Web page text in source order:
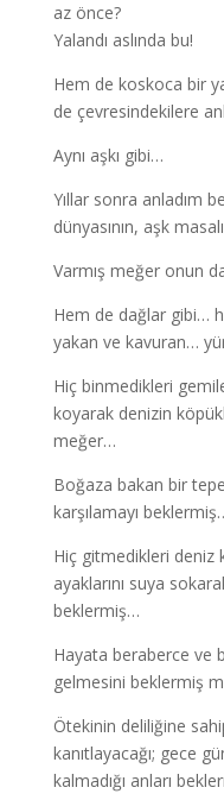
az önce?
Yalandı aslında bu!
Hem de koskoca bir
de çevresindekilere
Aynı aşkı gibi…
Yıllar sonra anladım
dünyasının, aşk
Varmış meğer onun
Hem de dağlar gibi…
yakan ve kavuran…
Hiç binmedikleri
koyarak denizin
meğer…
Boğaza bakan bir
karşılamayı
Hiç gitmedikleri deniz
ayaklarını suya
beklermiş…
Hayata beraberce ve
gelmesini beklermiş
Ötekinin deliliğine
kanıtlayacağı; gece
kalmadığı anları